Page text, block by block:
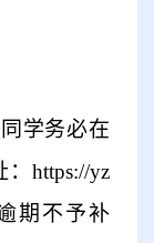
学务必在
https://yz
期不予补